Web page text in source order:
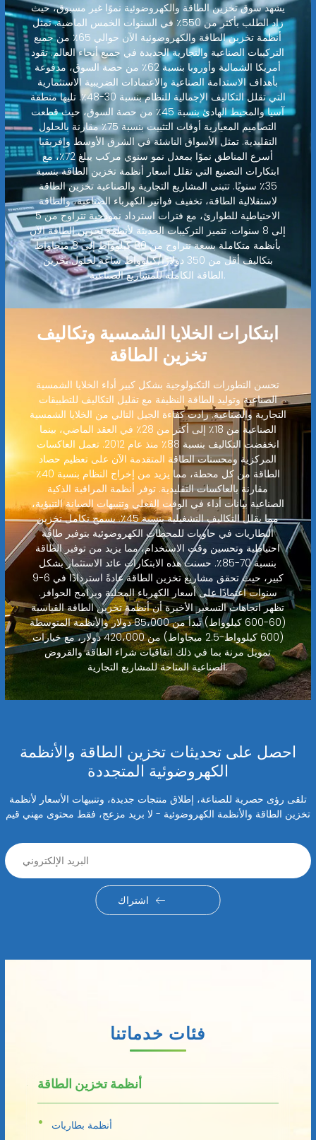
يشهد سوق تخزين الطاقة والكهروضوئية نموًا غير مسبوق، حيث
زاد الطلب بأكثر من 550٪ في السنوات الخمس الماضية. تمثل
أنظمة تخزين الطاقة والكهروضوئية الآن حوالي 65٪ من جميع
التركيبات الصناعية والتجارية الجديدة في جميع أنحاء العالم. تقود
أمريكا الشمالية وأوروبا بنسبة 62٪ من حصة السوق، مدفوعة
بأهداف الاستدامة الصناعية والاعتمادات الضريبية الاستثمارية
التي تقلل التكاليف الإجمالية للنظام بنسبة 30-48٪. تليها منطقة
آسيا والمحيط الهادئ بنسبة 45٪ من حصة السوق، حيث قطعت
التصاميم المعيارية أوقات التثبيت بنسبة 75٪ مقارنة بالحلول
التقليدية. تمثل الأسواق الناشئة في الشرق الأوسط وإفريقيا
أسرع المناطق نموًا بمعدل نمو سنوي مركب يبلغ 72٪، مع
ابتكارات التصنيع التي تقلل أسعار أنظمة تخزين الطاقة بنسبة
35٪ سنويًا. تتبنى المشاريع التجارية والصناعية تخزين الطاقة
لاستقلالية الطاقة، تخفيف فواتير الكهرباء الصناعية، والطاقة
الاحتياطية للطوارئ، مع فترات استرداد نموذجية تتراوح من 5
إلى 8 سنوات. تتميز التركيبات الحديثة لأنظمة تخزين الطاقة الآن
بأنظمة متكاملة بسعة تتراوح من 80 كيلوواط إلى 8 ميجاواط
بتكاليف أقل من 350 دولارًا/كيلوواط ساعة لحلول تخزين
الطاقة الكاملة للمشاريع الصناعية.
ابتكارات الخلايا الشمسية وتكاليف
تخزين الطاقة
تحسن التطورات التكنولوجية بشكل كبير أداء الخلايا الشمسية
الصناعية وتوليد الطاقة النظيفة مع تقليل التكاليف للتطبيقات
التجارية والصناعية. زادت كفاءة الجيل التالي من الخلايا الشمسية
الصناعية من 18٪ إلى أكثر من 28٪ في العقد الماضي، بينما
انخفضت التكاليف بنسبة 88٪ منذ عام 2012. تعمل العاكسات
المركزية ومحسنات الطاقة المتقدمة الآن على تعظيم حصاد
الطاقة من كل محطة، مما يزيد من إخراج النظام بنسبة 40٪
مقارنة بالعاكسات التقليدية. توفر أنظمة المراقبة الذكية
الصناعية بيانات أداء في الوقت الفعلي وتنبيهات الصيانة التنبؤية،
مما يقلل التكاليف التشغيلية بنسبة 45٪. يسمح تكامل تخزين
البطاريات في حاويات للمحطات الكهروضوئية بتوفير طاقة
احتياطية وتحسين وقت الاستخدام، مما يزيد من توفير الطاقة
بنسبة 70-85٪. حسنت هذه الابتكارات عائد الاستثمار بشكل
كبير، حيث تحقق مشاريع تخزين الطاقة عادةً استردادًا في 6-9
سنوات اعتمادًا على أسعار الكهرباء المحلية وبرامج الحوافز.
تظهر اتجاهات التسعير الأخيرة أن أنظمة تخزين الطاقة القياسية
(60-600 كيلوواط) تبدأ من 85،000 دولار والأنظمة المتوسطة
(600 كيلوواط-2.5 ميجاواط) من 420،000 دولار، مع خيارات
تمويل مرنة بما في ذلك اتفاقيات شراء الطاقة والقروض
الصناعية المتاحة للمشاريع التجارية.
احصل على تحديثات تخزين الطاقة والأنظمة
الكهروضوئية المتجددة
تلقى رؤى حصرية للصناعة، إطلاق منتجات جديدة، وتنبيهات الأسعار لأنظمة
تخزين الطاقة والأنظمة الكهروضوئية - لا بريد مزعج، فقط محتوى مهني قيم
اشتراك
فئات خدماتنا
أنظمة تخزين الطاقة
أنظمة بطاريات